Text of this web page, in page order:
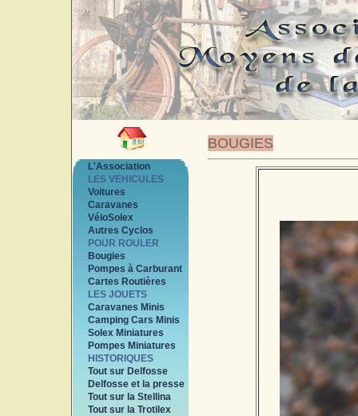
BOUGIES
L'Association
LES VEHICULES
Voitures
Caravanes
VéloSolex
Autres Cyclos
POUR ROULER
Bougies
Pompes à Carburant
Cartes Routières
LES JOUETS
Caravanes Minis
Camping Cars Minis
Solex Miniatures
Pompes Miniatures
HISTORIQUES
Tout sur Delfosse
Delfosse et la presse
Tout sur la Stellina
Tout sur la Trotilex